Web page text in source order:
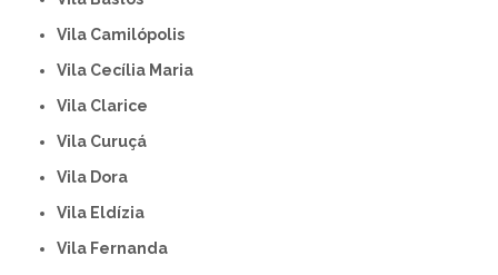
Vila Camilópolis
Vila Cecília Maria
Vila Clarice
Vila Curuçá
Vila Dora
Vila Eldízia
Vila Fernanda